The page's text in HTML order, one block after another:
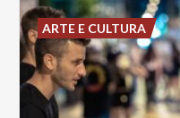
ARTE E CULTURA